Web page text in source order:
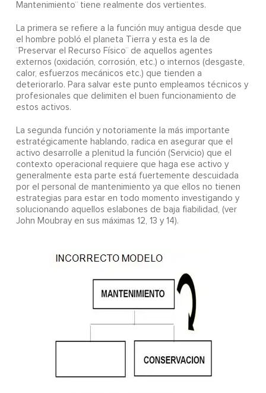
Mantenimiento¨ tiene realmente dos vertientes.
La primera se refiere a la función muy antigua desde que
el hombre pobló el planeta Tierra y esta es la de
¨Preservar el Recurso Físico¨ de aquellos agentes
externos (oxidación, corrosión, etc.) o internos (desgaste,
calor, esfuerzos mecánicos etc.) que tienden a
deteriorarlo. Para salvar este punto empleamos técnicos y
profesionales que delimiten el buen funcionamiento de
estos activos.
La segunda función y notoriamente la más importante
estratégicamente hablando, radica en asegurar que el
activo desarrolle a plenitud la función (Servicio) que el
contexto operacional requiere que haga ese activo y
generalmente esta parte está fuertemente descuidada
por el personal de mantenimiento ya que ellos no tienen
estrategias para estar en todo momento investigando y
solucionando aquellos eslabones de baja fiabilidad, (ver
John Moubray en sus máximas 12, 13 y 14).